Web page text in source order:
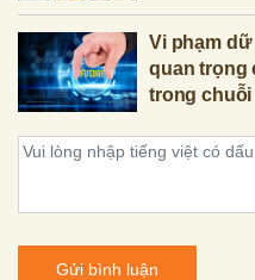
Vi phạm
quan trọng
trong
Gửi bình luận